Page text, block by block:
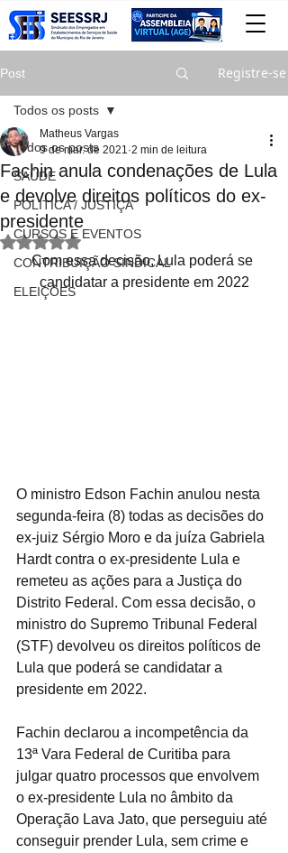
Post Registre-se
Todos os posts
SAÚDE
POLITICA / JUSTIÇA
CURSOS E EVENTOS
CONTRIBUIÇÃO SINDICAL
ELEIÇÕES
Todos os posts
Fachin anula condenações de Lula
e devolve direitos políticos do ex-
presidente
Matheus Vargas
9 de mar. de 2021 2 min de leitura
Avaliado com NaN de 5 estrelas.
Com essa decisão, Lula poderá se
candidatar a presidente em 2022
O ministro Edson Fachin anulou nesta
segunda-feira (8) todas as decisões do
ex-juiz Sérgio Moro e da juíza Gabriela
Hardt contra o ex-presidente Lula e
remeteu as ações para a Justiça do
Distrito Federal. Com essa decisão, o
ministro do Supremo Tribunal Federal
(STF) devolveu os direitos políticos de
Lula que poderá se candidatar a
presidente em 2022.
Fachin declarou a incompetência da
13ª Vara Federal de Curitiba para
julgar quatro processos que envolvem
o ex-presidente Lula no âmbito da
Operação Lava Jato, que perseguiu até
conseguir prender Lula, sem crime e